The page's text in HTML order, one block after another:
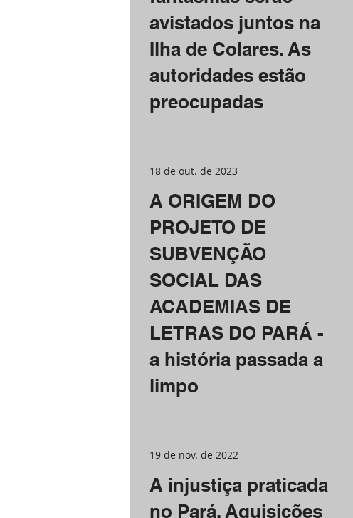
avistados juntos na
Ilha de Colares. As
autoridades estão
preocupadas
18 de out. de 2023
A ORIGEM DO
PROJETO DE
SUBVENÇÃO
SOCIAL DAS
ACADEMIAS DE
LETRAS DO PARÁ -
a história passada a
limpo
19 de nov. de 2022
A injustiça praticada
no Pará. Aquisições